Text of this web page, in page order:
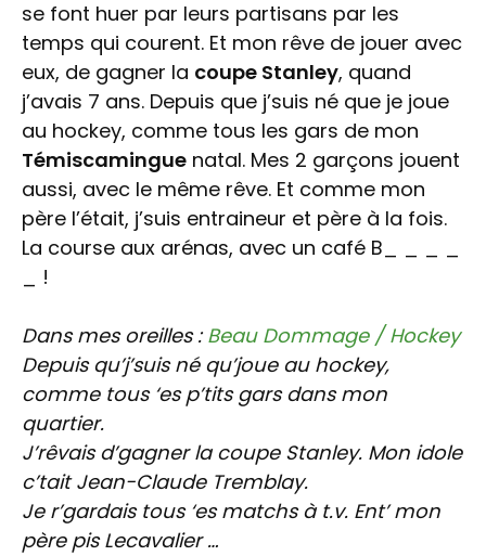
se font huer par leurs partisans par les
temps qui courent. Et mon rêve de jouer avec
eux, de gagner la coupe Stanley, quand
j’avais 7 ans. Depuis que j’suis né que je joue
au hockey, comme tous les gars de mon
Témiscamingue natal. Mes 2 garçons jouent
aussi, avec le même rêve. Et comme mon
père l’était, j’suis entraineur et père à la fois.
La course aux arénas, avec un café B_ _ _ _
_ !
Dans mes oreilles : Beau Dommage / Hockey
Depuis qu’j’suis né qu’joue au hockey,
comme tous ‘es p’tits gars dans mon
quartier.
J’rêvais d’gagner la coupe Stanley. Mon idole
c’tait Jean-Claude Tremblay.
Je r’gardais tous ‘es matchs à t.v. Ent’ mon
père pis Lecavalier …